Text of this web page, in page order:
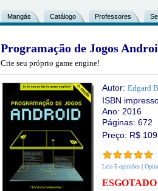
Mangás Catálogo Professores
Programação de Jogos
Crie seu próprio game engine!
Autor: Edgard
ISBN
Ano: 2016
Páginas: 672
Preço: R$
Leia 5 opiniões |
ESGOTADO